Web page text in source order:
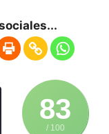
83
/ 100
Mayo
Parte 1